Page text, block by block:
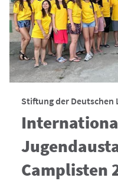
Stiftung der Deutschen
Camplisten